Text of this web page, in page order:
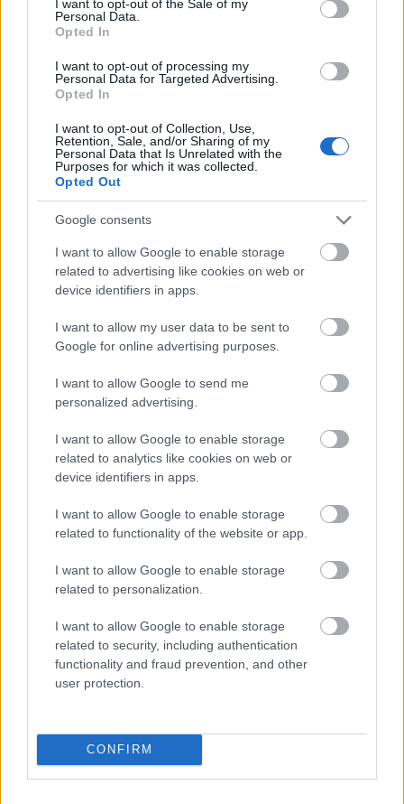
I want to opt-out of the Sale of my
Personal Data.
Opted In
I want to opt-out of processing my
Personal Data for Targeted Advertising.
Opted In
I want to opt-out of Collection, Use,
Retention, Sale, and/or Sharing of my
Personal Data that Is Unrelated with the
Purposes for which it was collected.
Opted Out
Google consents
I want to allow Google to enable storage
related to advertising like cookies on web or
device identifiers in apps.
I want to allow my user data to be sent to
Google for online advertising purposes.
I want to allow Google to send me
personalized advertising.
I want to allow Google to enable storage
related to analytics like cookies on web or
device identifiers in apps.
I want to allow Google to enable storage
related to functionality of the website or app.
I want to allow Google to enable storage
related to personalization.
I want to allow Google to enable storage
related to security, including authentication
functionality and fraud prevention, and other
user protection.
CONFIRM
Torsdag 14. mars, Prince George
18:00-22:00: – 5 km klassisk, kvinner og menn
Lørdag 16. mars, Prince George
18:00: sprint fristil, kvinner og menn
Startlister, detaljer og resultater
Søndag 17. mars, Prince George
18:00: Fellesstart 20km klassisk, kvinner og
Startlister, detaljer og resultater
FAKTA: Verdenscup langrenn Falun
Hvem: Uttatte eliteløpere.
Verdenscup langrenn
15. til 17. mars
Sendes på Viaplay/TV3
Program
Fredag 15. mars
12:15: FIS WC Falun sprint prolog, kvinner og
Startlister, detaljer og resultater
10:30: 10km klassisk, intervallstart,
Startlister, detaljer og resultater